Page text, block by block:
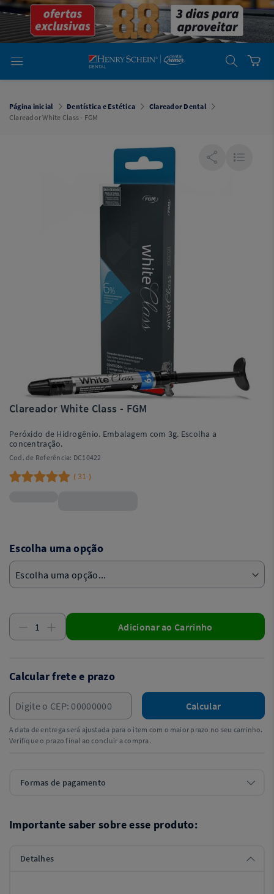
emDental
Cremer -
Henry Schein
Laboratório
Laboratório
Cremer -
Henry Schein
Página inicial Dentística e Estética
Clareador Dental
Clareador White Class - FGM
Clareador White Class - FGM
Peróxido de Hidrogênio. Embalagem com 3g. Escolha a
concentração.
Cod. de Referência: DC10422
( 31 )
Escolha uma opção
Adicionar ao Carrinho
Calcular frete e prazo
Calcular
A data de entrega será ajustada para o item com o maior prazo no seu carrinho.
Verifique o prazo final ao concluir a compra.
Formas de pagamento
Importante saber sobre esse produto:
Detalhes